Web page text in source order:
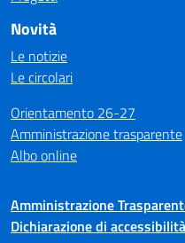
Novità
Le notizie
Le circolari
Orientamento 26-27
Amministrazione trasparente
Albo online
Amministrazione
Dichiarazione di accessibilità